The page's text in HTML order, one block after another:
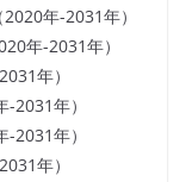
年-2031年）
年-2031年）
年）
2031年）
2031年）
年）